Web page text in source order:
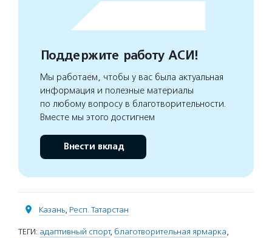
Поддержите работу АСИ!
Мы работаем, чтобы у вас была актуальная
информация и полезные материалы
по любому вопросу в благотворительности.
Вместе мы этого достигнем
Внести вклад
Казань, Респ. Татарстан
ТЕГИ: адаптивный спорт, благотворительная ярмарка,